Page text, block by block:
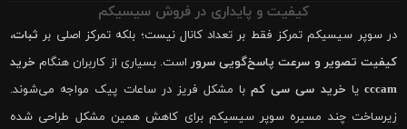
کیفیت و پایداری در فروش سیسیکم
در سوپر سیسیکم تمرکز فقط بر تعداد کانال نیست؛ بلکه تمرکز اصلی بر ثبات،
کیفیت تصویر و سرعت پاسخ‌گویی سروراست. بسیاری از کاربران هنگام خرید
cccam یا خرید سی سی کمبا مشکل فریز در ساعات پیک مواجه می‌شوند.
زیرساخت چند مسیره سوپر سیسیکم برای کاهش همین مشکل طراحی شده